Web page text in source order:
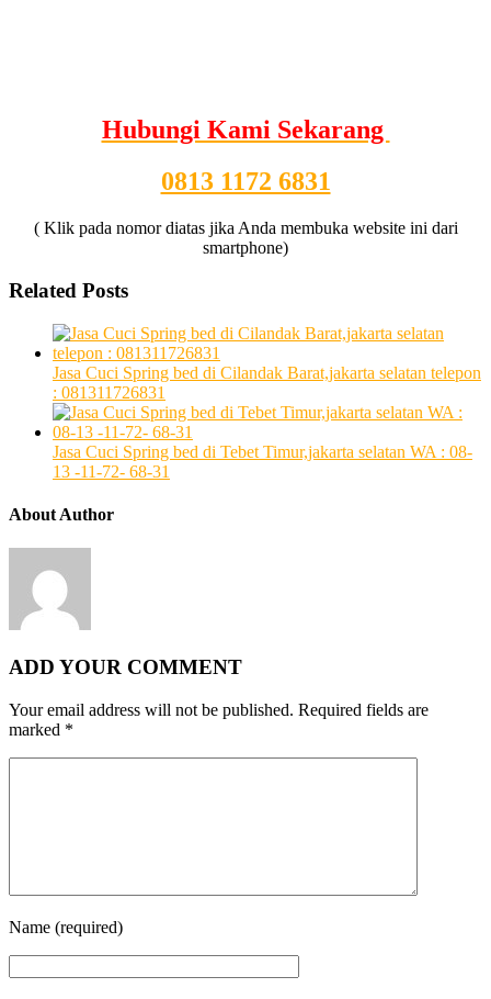
Hubungi Kami Sekarang
0813 1172 6831
( Klik pada nomor diatas jika Anda membuka website ini dari
smartphone)
Related Posts
Jasa Cuci Spring bed di Cilandak Barat,jakarta selatan telepon
: 081311726831
Jasa Cuci Spring bed di Tebet Timur,jakarta selatan WA : 08-
13 -11-72- 68-31
About Author
ADD YOUR COMMENT
Your email address will not be published. Required fields are
marked *
Name (required)